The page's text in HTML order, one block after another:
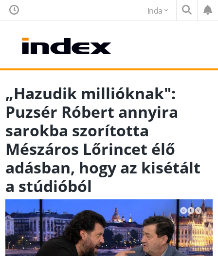
Inda
„Hazudik millióknak":
Puzsér Róbert annyira
sarokba szorította
Mészáros Lőrincet élő
adásban, hogy az kisétált
a stúdióból